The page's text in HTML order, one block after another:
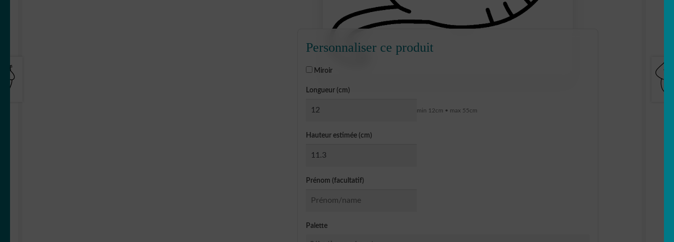
Personnaliser ce produit
Miroir
Longueur (cm)
min 12cm • max 55cm
Hauteur estimée (cm)
Prénom (facultatif)
Palette